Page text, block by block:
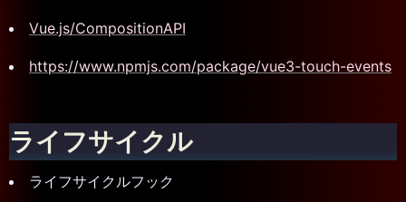
Vue.js/CompositionAPI
https://www.npmjs.com/package/vue3-touch-events
ライフサイクル
ライフサイクルフック